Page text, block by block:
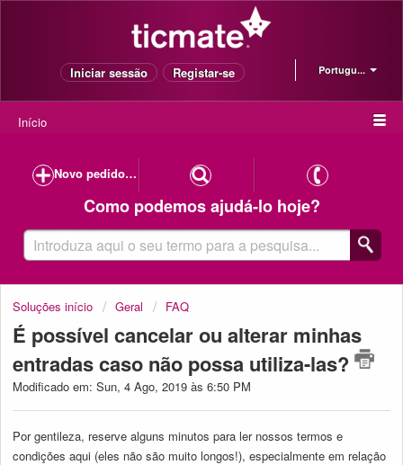
Portugu...
Iniciar sessão Registar-se
Início
Novo pedido de suporte
Como podemos ajudá-lo hoje?
Soluções início Geral FAQ
É possível cancelar ou alterar minhas
entradas caso não possa utiliza-las?
Modificado em: Sun, 4 Ago, 2019 às 6:50 PM
Por gentileza, reserve alguns minutos para ler nossos termos e
condições aqui (eles não são muito longos!), especialmente em relação